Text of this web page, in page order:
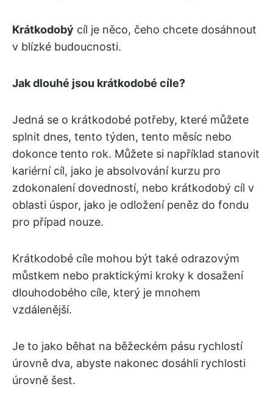
Krátkodobý cíl je něco, čeho chcete dosáhnout
v blízké budoucnosti.
Jak dlouhé jsou krátkodobé cíle?
Jedná se o krátkodobé potřeby, které můžete
splnit dnes, tento týden, tento měsíc nebo
dokonce tento rok. Můžete si například stanovit
kariérní cíl, jako je absolvování kurzu pro
zdokonalení dovedností, nebo krátkodobý cíl v
oblasti úspor, jako je odložení peněz do fondu
pro případ nouze.
Krátkodobé cíle mohou být také odrazovým
můstkem nebo praktickými kroky k dosažení
dlouhodobého cíle, který je mnohem
vzdálenější.
Je to jako běhat na běžeckém pásu rychlostí
úrovně dva, abyste nakonec dosáhli rychlosti
úrovně šest.